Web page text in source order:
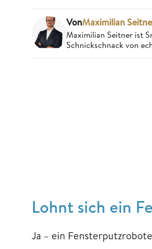
VonMaximilian
Maximilian Seitner ist
Schnickschnack von
Lohnt sich ein
Ja – ein